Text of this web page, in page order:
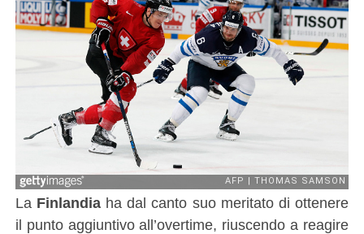
La Finlandiaha dal canto suo meritato di ottenere
il punto aggiuntivo all’overtime, riuscendo a reagire